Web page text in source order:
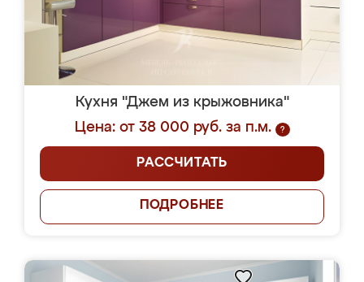
Кухня "Джем из крыжовника"
Цена: от 38 000 руб. за п.м.
?
РАССЧИТАТЬ
ПОДРОБНЕЕ